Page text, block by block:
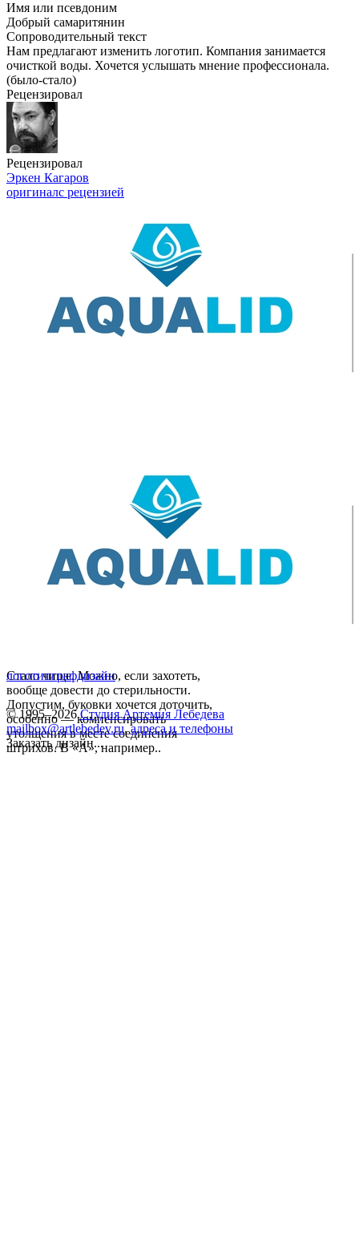
Имя или псевдоним
Добрый самаритянин
Сопроводительный текст
Нам предлагают изменить логотип. Компания занимается
очисткой воды. Хочется услышать мнение профессионала.
(было-стало)
Рецензировал
Рецензировал
Эркен Кагаров
оригиналс рецензией
Стало чище. Можно, если захотеть,
вообще довести до стерильности.
Допустим, буковки хочется доточить,
особенно — компенсировать
утолщения в месте соединения
штрихов. В «А», например..
логотипграфдизайн
© 1995–2026 Студия Артемия Лебедева
mailbox@artlebedev.ru, адреса и телефоны
Заказать дизайн...